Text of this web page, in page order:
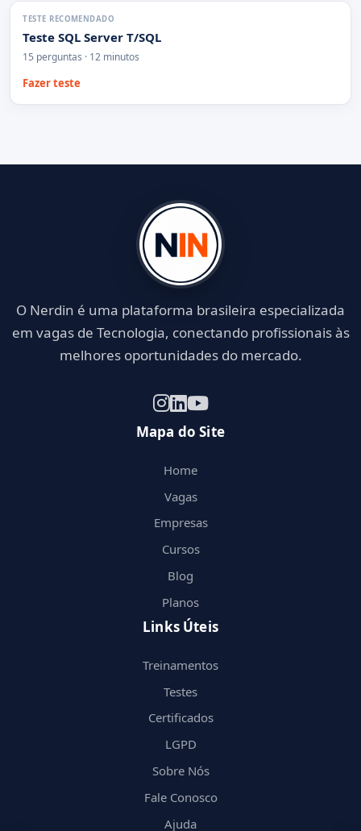
TESTE RECOMENDADO
Teste SQL Server T/SQL
15 perguntas · 12 minutos
Fazer teste
O Nerdin é uma plataforma brasileira especializada
em vagas de Tecnologia, conectando profissionais às
melhores oportunidades do mercado.
Mapa do Site
Home
Vagas
Empresas
Cursos
Blog
Planos
Links Úteis
Treinamentos
Testes
Certificados
LGPD
Sobre Nós
Fale Conosco
Ajuda